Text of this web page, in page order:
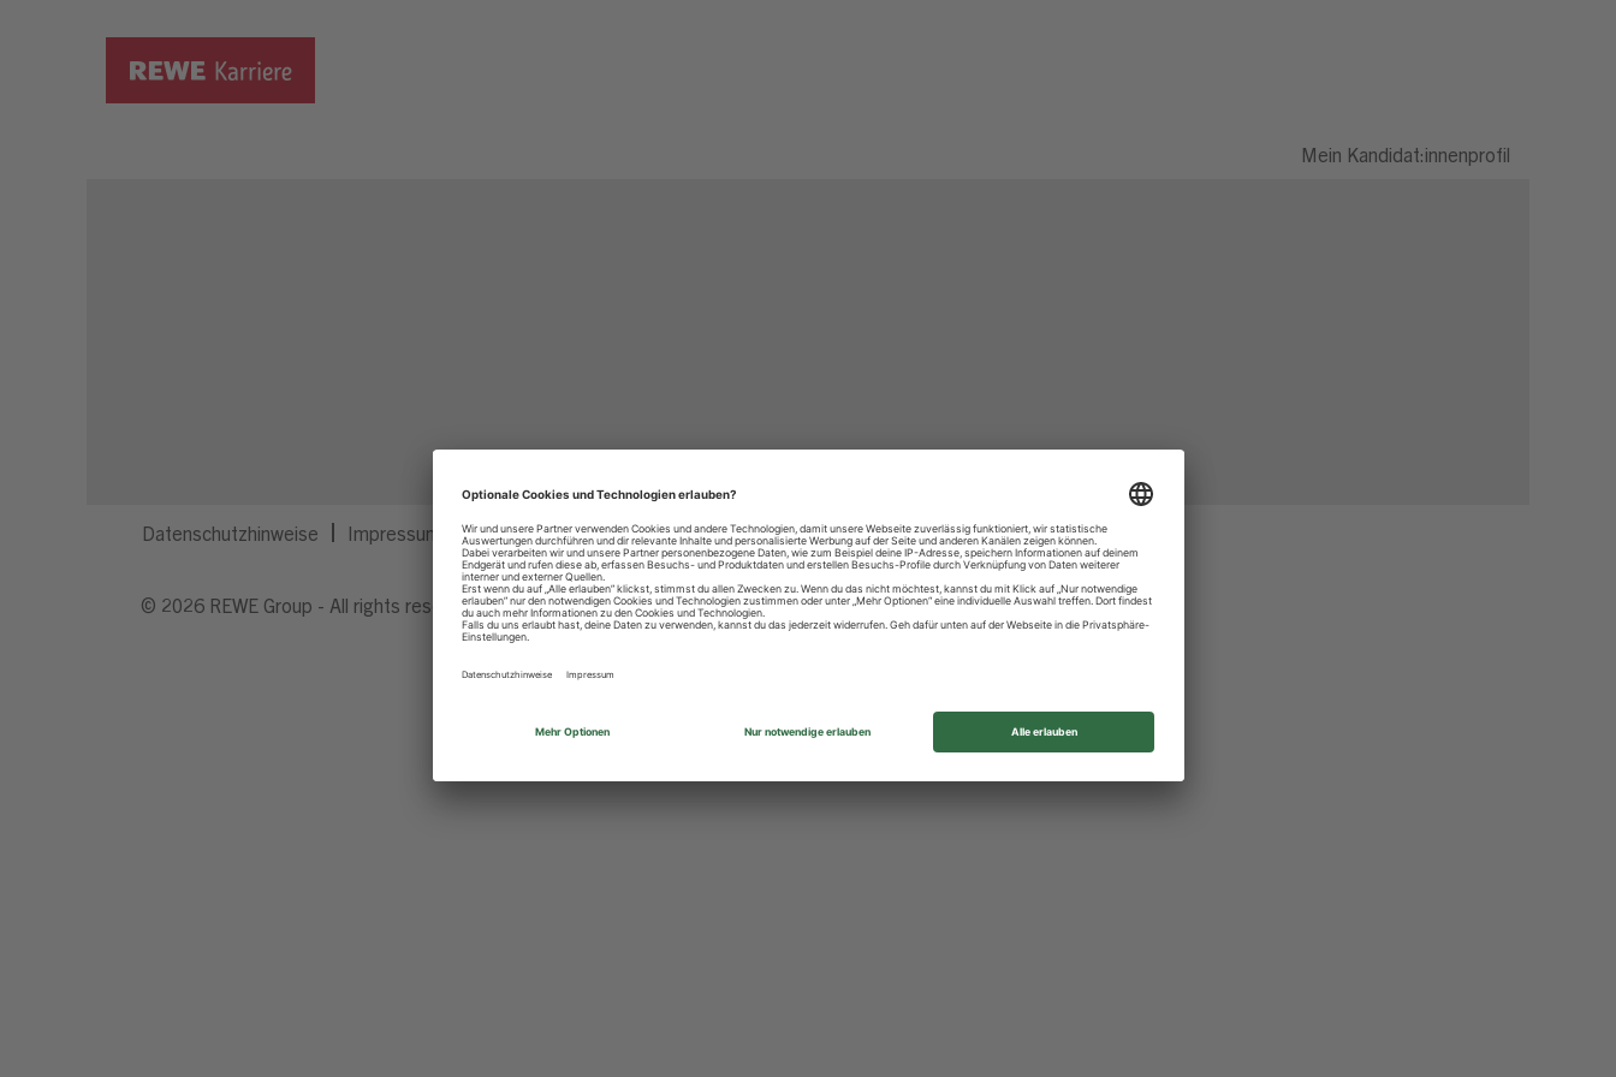
Mein Kandidat:innenprofil
Datenschutzhinweise Impressum Privatsphäre-Einstellungen
© 2026 REWE Group - All rights reserved